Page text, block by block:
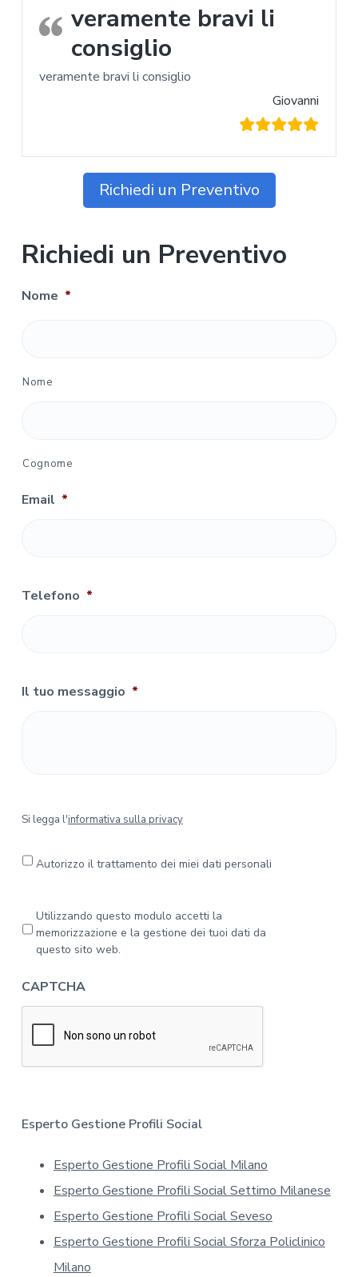
veramente bravi li
consiglio
veramente bravi li consiglio
Giovanni
Richiedi un Preventivo
Richiedi un Preventivo
Nome *
Nome
Cognome
Email *
Telefono *
Il tuo messaggio *
S
e
l
f
o
t
a
Si legga l'informativa sulla privacy
Autorizzo il trattamento dei miei dati personali
r
c
y
*
Utilizzando questo modulo accetti la
memorizzazione e la gestione dei tuoi dati da
questo sito web.
CAPTCHA
Esperto Gestione Profili Social
Esperto Gestione Profili Social Milano
Esperto Gestione Profili Social Settimo Milanese
Esperto Gestione Profili Social Seveso
Esperto Gestione Profili Social Sforza Policlinico
Milano